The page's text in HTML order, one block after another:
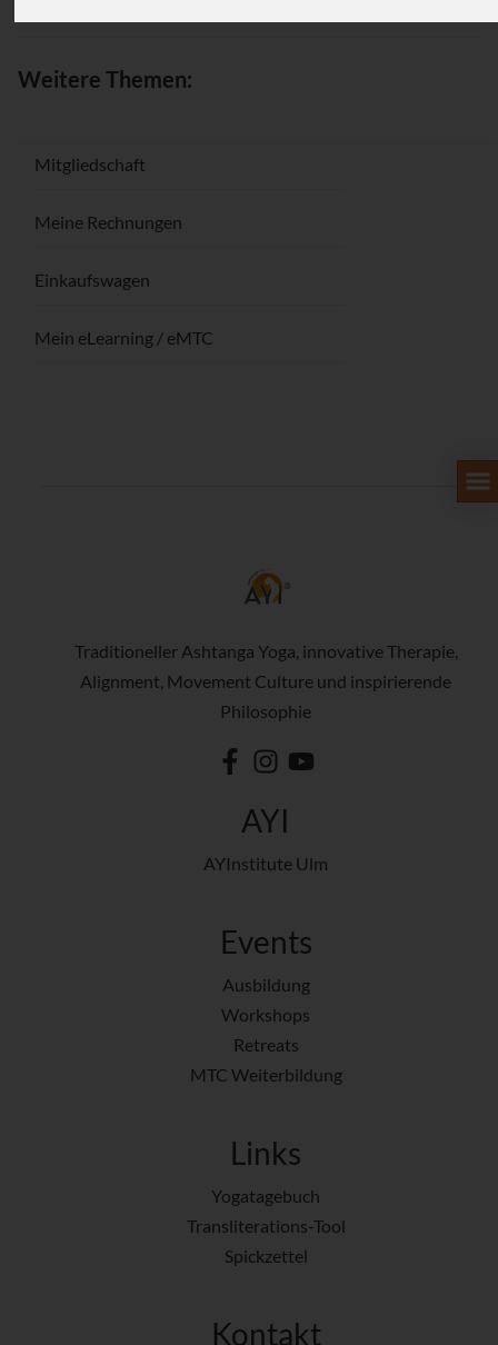
Weitere Themen:
Mitgliedschaft
Meine Rechnungen
Einkaufswagen
Mein eLearning / eMTC
Traditioneller Ashtanga Yoga, innovative Therapie,
Alignment, Movement Culture und inspirierende
Philosophie
AYI
AYInstitute Ulm
Events
Ausbildung
Workshops
Retreats
MTC Weiterbildung
Links
Yogatagebuch
Transliterations-Tool
Spickzettel
Kontakt